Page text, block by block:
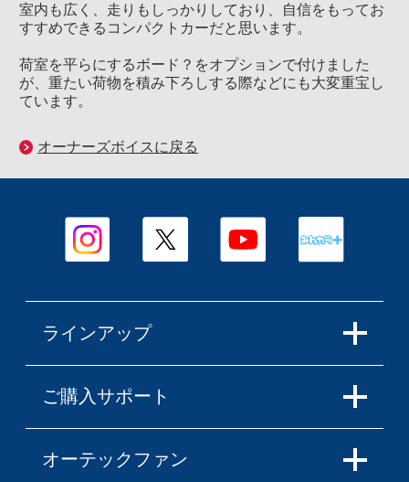
室内も広く、走りもしっかりしており、自信をもってお
すすめできるコンパクトカーだと思います。
荷室を平らにするボード？をオプションで付けました
が、重たい荷物を積み下ろしする際などにも大変重宝し
ています。
オーナーズボイスに戻る
ラインアップ
ご購入サポート
オーテックファン